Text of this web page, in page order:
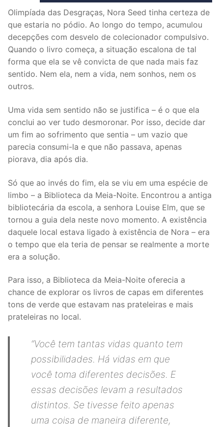
Olimpíada das Desgraças, Nora Seed tinha certeza de
que estaria no pódio. Ao longo do tempo, acumulou
decepções com desvelo de colecionador compulsivo.
Quando o livro começa, a situação escalona de tal
forma que ela se vê convicta de que nada mais faz
sentido. Nem ela, nem a vida, nem sonhos, nem os
outros.
Uma vida sem sentido não se justifica – é o que ela
conclui ao ver tudo desmoronar. Por isso, decide dar
um fim ao sofrimento que sentia – um vazio que
parecia consumi-la e que não passava, apenas
piorava, dia após dia.
Só que ao invés do fim, ela se viu em uma espécie de
limbo – a Biblioteca da Meia-Noite. Encontrou a antiga
bibliotecária da escola, a senhora Louise Elm, que se
tornou a guia dela neste novo momento. A existência
daquele local estava ligado à existência de Nora – era
o tempo que ela teria de pensar se realmente a morte
era a solução.
Para isso, a Biblioteca da Meia-Noite oferecia a
chance de explorar os livros de capas em diferentes
tons de verde que estavam nas prateleiras e mais
prateleiras no local.
“Você tem tantas vidas quanto tem
possibilidades. Há vidas em que
você toma diferentes decisões. E
essas decisões levam a resultados
distintos. Se tivesse feito apenas
uma coisa de maneira diferente,